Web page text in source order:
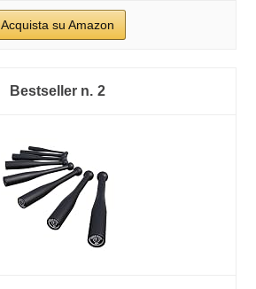
Acquista su Amazon
2